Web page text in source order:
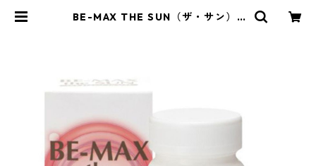
BE-MAX THE SUN（ザ・サン） |